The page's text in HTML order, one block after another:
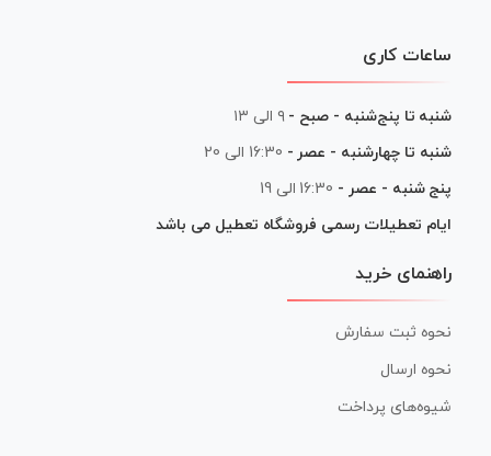
ساعات کاری
شنبه تا پنج‌شنبه - صبح - ۹ الی ۱۳
شنبه تا چهارشنبه - عصر - 16:30 الی 20
پنج شنبه - عصر - 16:30 الی 19
ایام تعطیلات رسمی فروشگاه تعطیل می باشد
راهنمای خرید
نحوه ثبت سفارش
نحوه ارسال
شیوه‌های پرداخت